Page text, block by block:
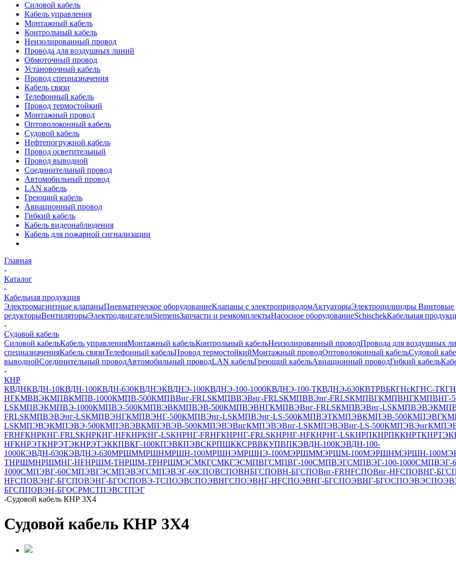
Силовой кабель
Кабель управления
Монтажный кабель
Контрольный кабель
Неизолированный провод
Провода для воздушных линий
Обмоточный провод
Установочный кабель
Провод спецназначения
Кабель связи
Телефонный кабель
Провод термостойкий
Монтажный провод
Оптоволоконный кабель
Судовой кабель
Нефтепогружной кабель
Провод осветительный
Провод выводной
Соединительный провод
Автомобильный провод
LAN кабель
Греющий кабель
Авиационный провод
Гибкий кабель
Кабель видеонаблюдения
Кабель для пожарной сигнализации
Главная
-
Каталог
-
Кабельная продукция
Электромагнитные клапаныПневматическое оборудованиеКлапаны с электроприводомАктуаторыЭлектроцилиндры Винтовые
редукторыВентиляторыЭлектродвигателиSiemensЗапчасти и ремкомплектыНасосное оборудованиеSchischekКабельная
-
Судовой кабель
Силовой кабельКабель управленияМонтажный кабельКонтрольный кабельНеизолированный проводПровода для воздушных
спецназначенияКабель связиТелефонный кабельПровод термостойкийМонтажный проводОптоволоконный кабельСудовой
выводнойСоединительный проводАвтомобильный проводLAN кабельГреющий кабельАвиационный проводГибкий кабель
-
КНР
КВДНКВДН-10КВДН-100КВДН-630КВДНЭКВДНЭ-100КВДНЭ-100-1000КВДНЭ-100-ТКВДНЭ-630КВТРВБКГНсКГНС-Т
HFКМВВЭКМПВКМПВ-1000КМПВ-500КМПВВнг-FRLSКМПВВЭВнг-FRLSКМПВВЭнг-FRLSКМПВГКМПВНГКМПВНГ-
LSКМПВЭКМПВЭ-1000КМПВЭ-500КМПВЭВКМПВЭВ-500КМПВЭВНГКМПВЭВнг-FRLSКМПВЭВнг-LSКМПВЭВЭ
FRLSКМПВЭВЭнг-LSКМПВЭНГКМПВЭНГ-500КМПВЭнг-LSКМПВЭнг-LS-500КМПВЭТКМПЭВКМПЭВ-500КМПЭВГ
LSКМПЭВЭКМПЭВЭ-500КМПЭВЭВКМПЭВЭВ-500КМПЭВЭВнгКМПЭВЭВнг-LSКМПЭВЭВнг-LS-500КМПЭВЭнг
FRHFКНРКНГ-FRLSКНРКНГ-HFКНРКНГ-LSКНРНГ-FRHFКНРНГ-FRLSКНРНГ-HFКНРНГ-LSКНРПКНРПККНРТКНРТЭ
HFКНРЭТКНРЭТЭКНРЭТЭККПВКГ-100КПЭВКПЭВСКРПШККСРВВКУПВПКЭВДН-100КЭВДН-100-
1000КЭВДН-630КЭВДНЭ-630МРШММРШНМРШН-100МРШНЭМРШНЭ-100МЭРШММЭРШМ-100МЭРШНМЭРШН-100
ТНРШМНРШМНГ-HFНРШМ-ТНРШМ-ТРНРШМЭСМКГСМКГЭСМПВГСМПВГ-100СМПВЭГСМПВЭГ-100-1000СМПВЭГ-
1000СМПЭВГ-60СМПЭВГЭСМПЭВЭГСМПЭВЭГ-60СПОВСПОВНБГСПОВН-БГСПОВнг-FRHFСПОВнг-HFСПОВНГ-БГ
HFСПОВЭНГ-БГСПОВЭНГ-БГОСПОВЭ-ТСПОЭВСПОЭВНГСПОЭВНГ-HFСПОЭВНГ-БГСПОЭВНГ-БГОСПОЭВЭ
БГСППОВЭН-БГОСРМСТПЭВСТПЭГ
-Судовой кабель КНР 3Х4
Судовой кабель КНР 3Х4